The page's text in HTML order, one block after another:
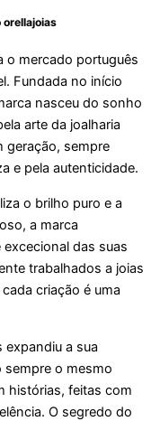
orellajoias
o mercado português
Fundada no início
nasceu do sonho
arte da joalharia
geração, sempre
e pela autenticidade.
o brilho puro e a
a marca
das suas
trabalhados a joias
criação é uma
expandiu a sua
sempre o mesmo
histórias, feitas com
O segredo do